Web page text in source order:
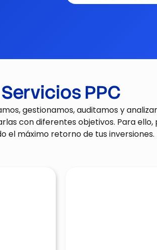
Servicios PPC
gestionamos, auditamos y
con diferentes objetivos. Para
el máximo retorno de tus inversiones.